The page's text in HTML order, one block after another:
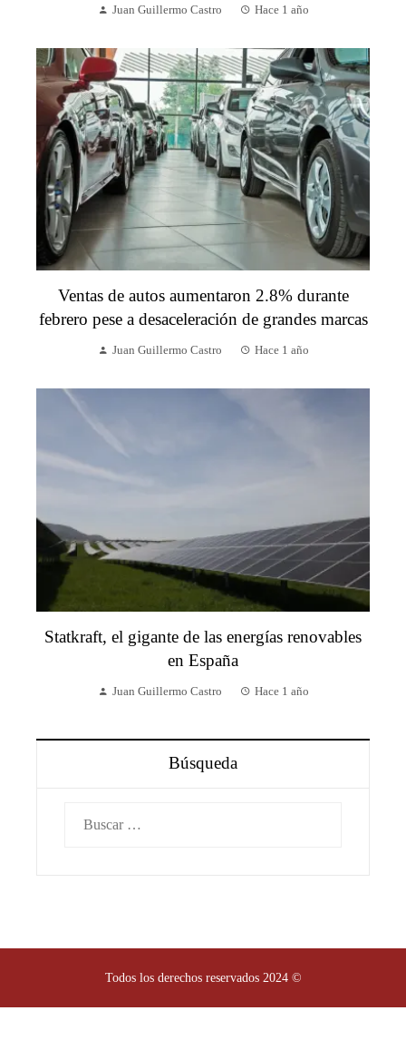
Juan Guillermo Castro Hace 1 año
Ventas de autos aumentaron 2.8% durante
febrero pese a desaceleración de grandes marcas
Juan Guillermo Castro Hace 1 año
Statkraft, el gigante de las energías renovables
en España
Juan Guillermo Castro Hace 1 año
Búsqueda
Todos los derechos reservados 2024 ©